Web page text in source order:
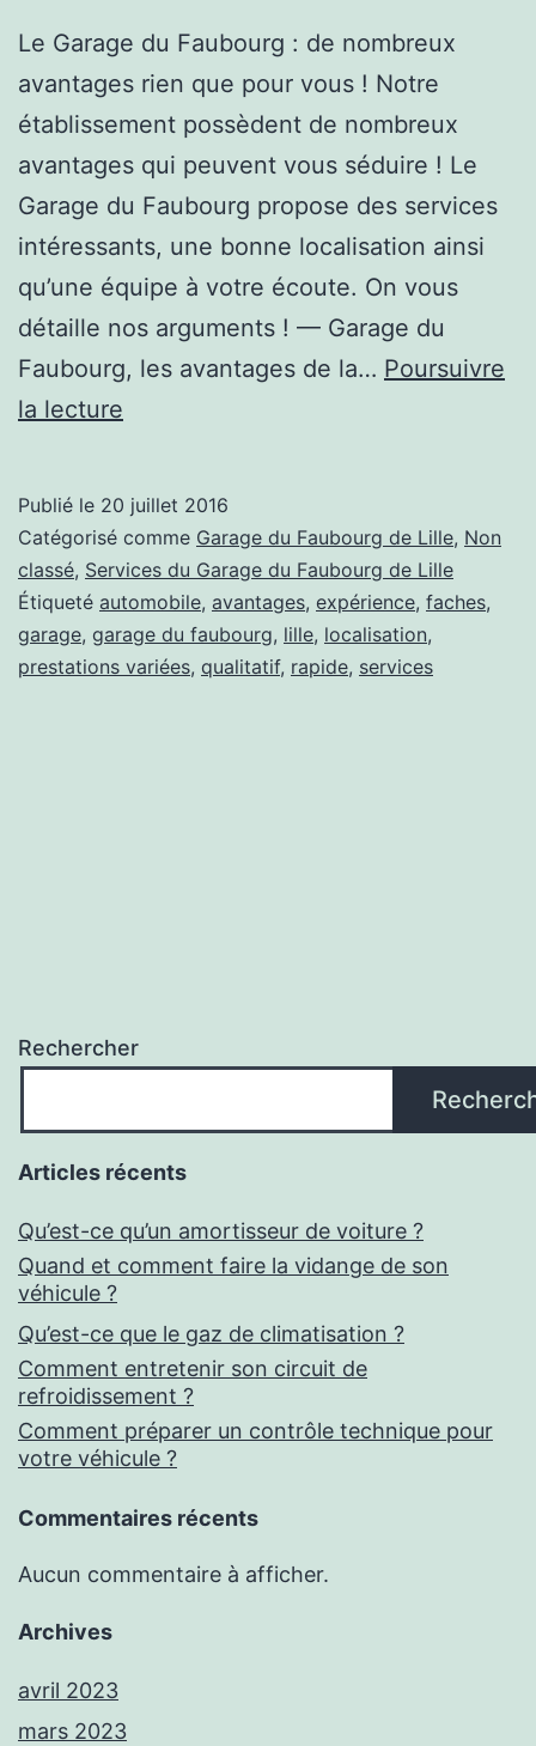
Le Garage du Faubourg : de nombreux
avantages rien que pour vous ! Notre
établissement possèdent de nombreux
avantages qui peuvent vous séduire ! Le
Garage du Faubourg propose des services
intéressants, une bonne localisation ainsi
qu’une équipe à votre écoute. On vous
détaille nos arguments ! — Garage du
Faubourg, les avantages de la… Poursuivre
la lecture
du
Faubourg
:
pourquoi
Publié le 20 juillet 2016
Catégorisé comme Garage du Faubourg de Lille, Non
classé, Services du Garage du Faubourg de Lille
Étiqueté automobile, avantages, expérience, faches,
garage, garage du faubourg, lille, localisation,
prestations variées, qualitatif, rapide, services
Rechercher
Articles récents
Qu’est-ce qu’un amortisseur de voiture ?
Quand et comment faire la vidange de son
véhicule ?
Qu’est-ce que le gaz de climatisation ?
Comment entretenir son circuit de
refroidissement ?
Comment préparer un contrôle technique pour
votre véhicule ?
Commentaires récents
Aucun commentaire à afficher.
Archives
avril 2023
mars 2023